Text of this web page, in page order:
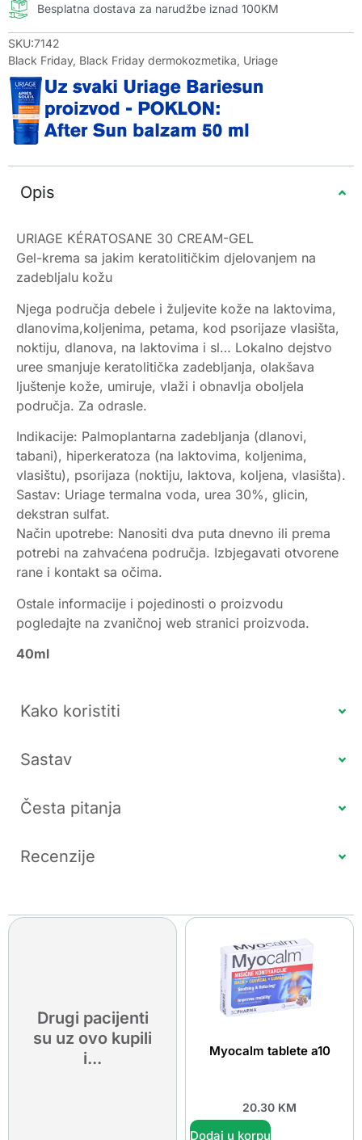
Besplatna dostava za narudžbe iznad 100KM
SKU:7142
Black Friday, Black Friday dermokozmetika, Uriage
Opis
URIAGE KÉRATOSANE 30 CREAM-GEL
Gel-krema sa jakim keratolitičkim djelovanjem na
zadebljalu kožu
Njega područja debele i žuljevite kože na laktovima,
dlanovima,koljenima, petama, kod psorijaze vlasišta,
noktiju, dlanova, na laktovima i sl… Lokalno dejstvo
uree smanjuje keratolitička zadebljanja, olakšava
ljuštenje kože, umiruje, vlaži i obnavlja oboljela
područja. Za odrasle.
Indikacije: Palmoplantarna zadebljanja (dlanovi,
tabani), hiperkeratoza (na laktovima, koljenima,
vlasištu), psorijaza (noktiju, laktova, koljena, vlasišta).
Sastav: Uriage termalna voda, urea 30%, glicin,
dekstran sulfat.
Način upotrebe: Nanositi dva puta dnevno ili prema
potrebi na zahvaćena područja. Izbjegavati otvorene
rane i kontakt sa očima.
Ostale informacije i pojedinosti o proizvodu
pogledajte na zvaničnoj web stranici proizvoda.
40ml
Kako koristiti
Sastav
Česta pitanja
Recenzije
Drugi pacijenti
su uz ovo kupili
i...
Myocalm tablete a10
20.30 KM
Dodaj u korpu